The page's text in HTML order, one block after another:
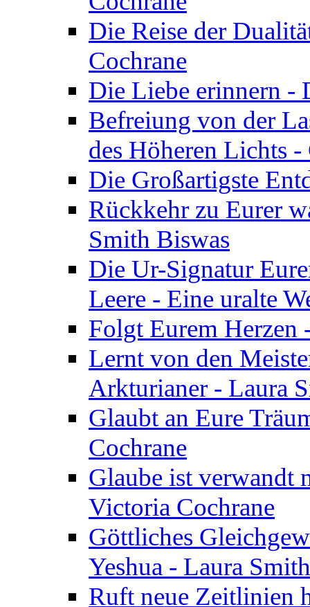
Die Reise der
Cochrane
Die Liebe erinnern -
Befreiung von der
des Höheren Lichts
Die Großartigste
Rückkehr zu Eurer
Smith Biswas
Die Ur-Signatur
Leere - Eine uralte
Folgt Eurem
Lernt von den
Arkturianer - Laura
Glaubt an Eure
Cochrane
Glaube ist verwandt
Victoria Cochrane
Göttliches
Yeshua - Laura
Ruft neue Zeitlinien